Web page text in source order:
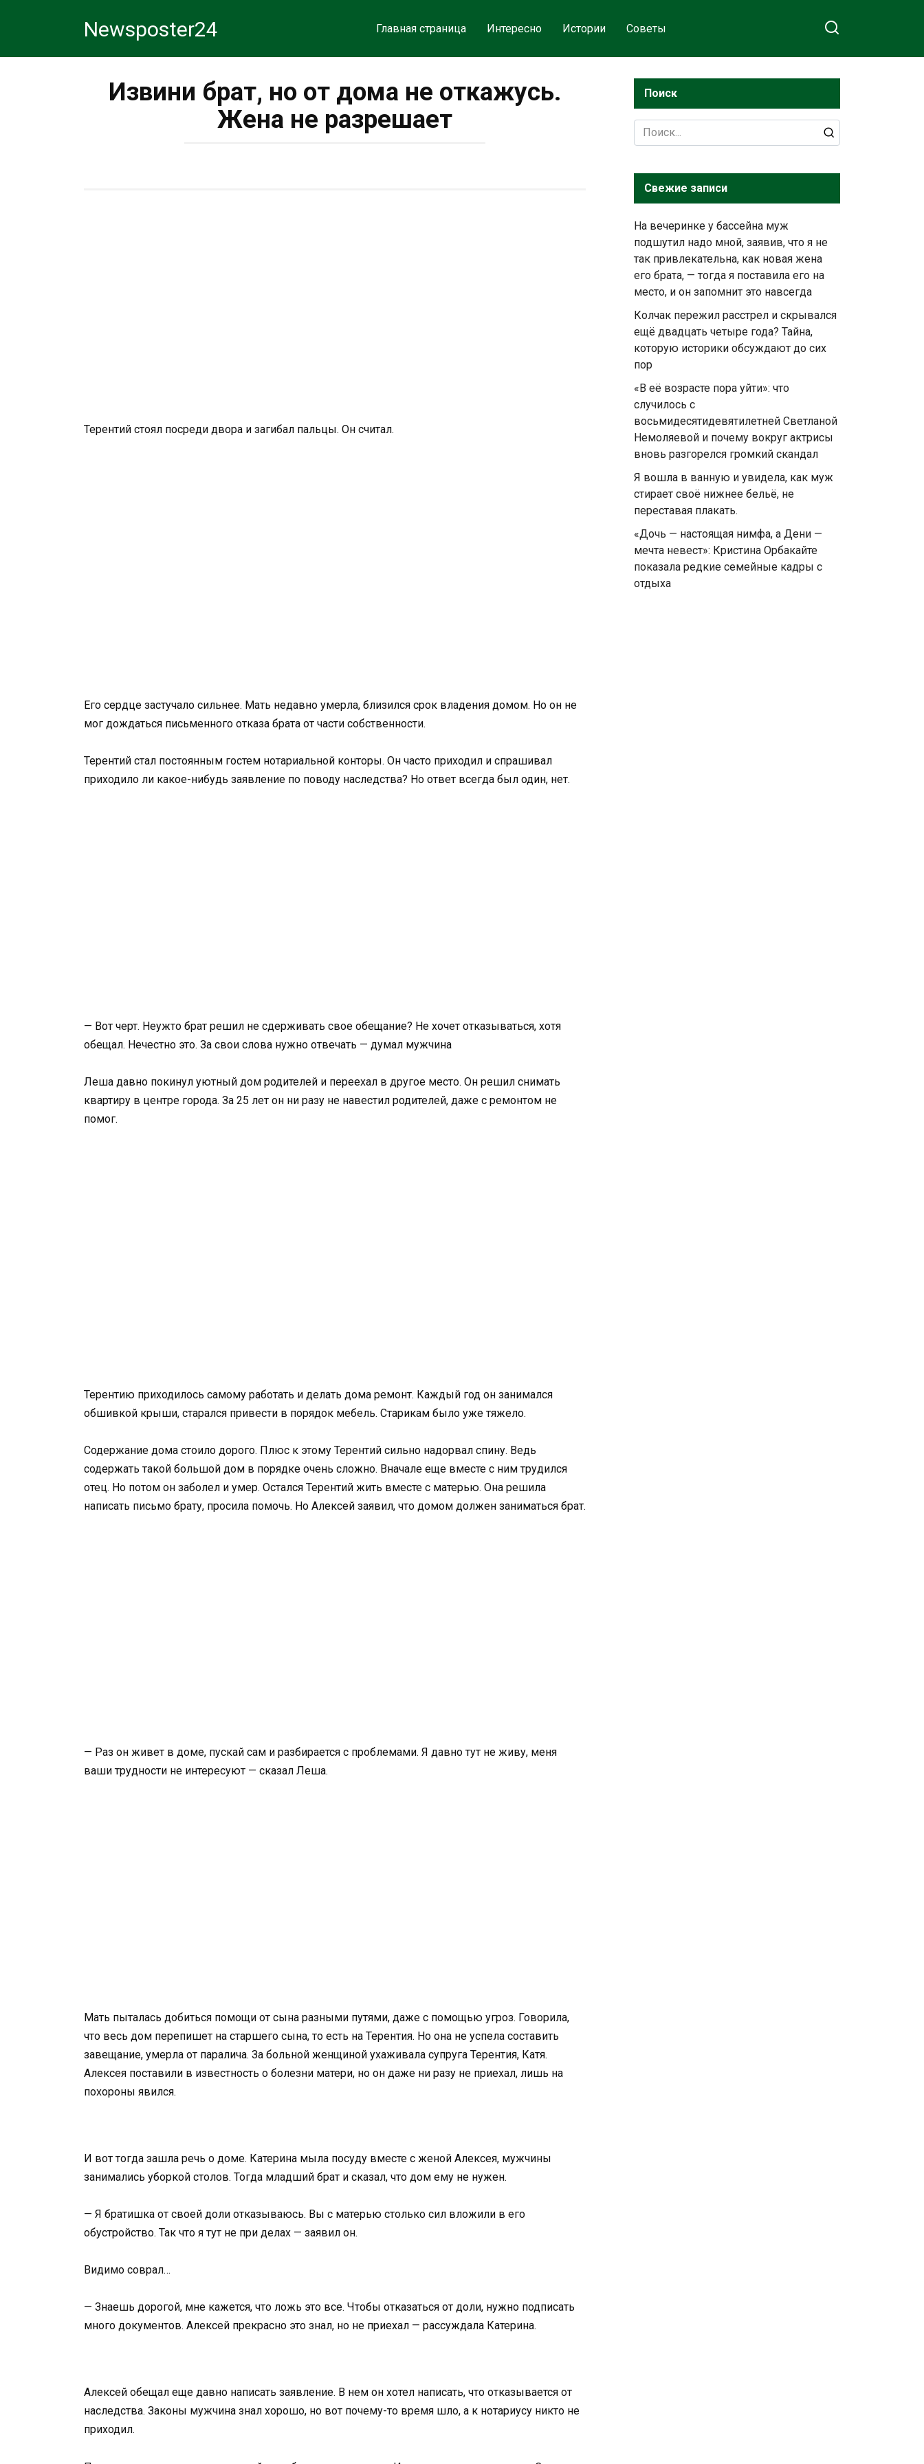
Newsposter24 Главная страница Интересно Истории Советы
Извини брат, но от дома не откажусь.
Жена не разрешает
Терентий стоял посреди двора и загибал пальцы. Он считал.
Его сердце застучало сильнее. Мать недавно умерла, близился срок владения домом. Но он не
мог дождаться письменного отказа брата от части собственности.
Терентий стал постоянным гостем нотариальной конторы. Он часто приходил и спрашивал
приходило ли какое-нибудь заявление по поводу наследства? Но ответ всегда был один, нет.
— Вот черт. Неужто брат решил не сдерживать свое обещание? Не хочет отказываться, хотя
обещал. Нечестно это. За свои слова нужно отвечать — думал мужчина
Леша давно покинул уютный дом родителей и переехал в другое место. Он решил снимать
квартиру в центре города. За 25 лет он ни разу не навестил родителей, даже с ремонтом не
помог.
Терентию приходилось самому работать и делать дома ремонт. Каждый год он занимался
обшивкой крыши, старался привести в порядок мебель. Старикам было уже тяжело.
Содержание дома стоило дорого. Плюс к этому Терентий сильно надорвал спину. Ведь
содержать такой большой дом в порядке очень сложно. Вначале еще вместе с ним трудился
отец. Но потом он заболел и умер. Остался Терентий жить вместе с матерью. Она решила
написать письмо брату, просила помочь. Но Алексей заявил, что домом должен заниматься брат.
— Раз он живет в доме, пускай сам и разбирается с проблемами. Я давно тут не живу, меня
ваши трудности не интересуют — сказал Леша.
Мать пыталась добиться помощи от сына разными путями, даже с помощью угроз. Говорила,
что весь дом перепишет на старшего сына, то есть на Терентия. Но она не успела составить
завещание, умерла от паралича. За больной женщиной ухаживала супруга Терентия, Катя.
Алексея поставили в известность о болезни матери, но он даже ни разу не приехал, лишь на
похороны явился.
И вот тогда зашла речь о доме. Катерина мыла посуду вместе с женой Алексея, мужчины
занимались уборкой столов. Тогда младший брат и сказал, что дом ему не нужен.
— Я братишка от своей доли отказываюсь. Вы с матерью столько сил вложили в его
обустройство. Так что я тут не при делах — заявил он.
Видимо соврал…
— Знаешь дорогой, мне кажется, что ложь это все. Чтобы отказаться от доли, нужно подписать
много документов. Алексей прекрасно это знал, но не приехал — рассуждала Катерина.
Алексей обещал еще давно написать заявление. В нем он хотел написать, что отказывается от
наследства. Законы мужчина знал хорошо, но вот почему-то время шло, а к нотариусу никто не
приходил.
Поиск
Search
for:
Свежие записи
На вечеринке у бассейна муж
подшутил надо мной, заявив, что я не
так привлекательна, как новая жена
его брата, — тогда я поставила его на
место, и он запомнит это навсегда
Колчак пережил расстрел и скрывался
ещё двадцать четыре года? Тайна,
которую историки обсуждают до сих
пор
«В её возрасте пора уйти»: что
случилось с
восьмидесятидевятилетней Светланой
Немоляевой и почему вокруг актрисы
вновь разгорелся громкий скандал
Я вошла в ванную и увидела, как муж
стирает своё нижнее бельё, не
переставая плакать.
«Дочь — настоящая нимфа, а Дени —
мечта невест»: Кристина Орбакайте
показала редкие семейные кадры с
отдыха